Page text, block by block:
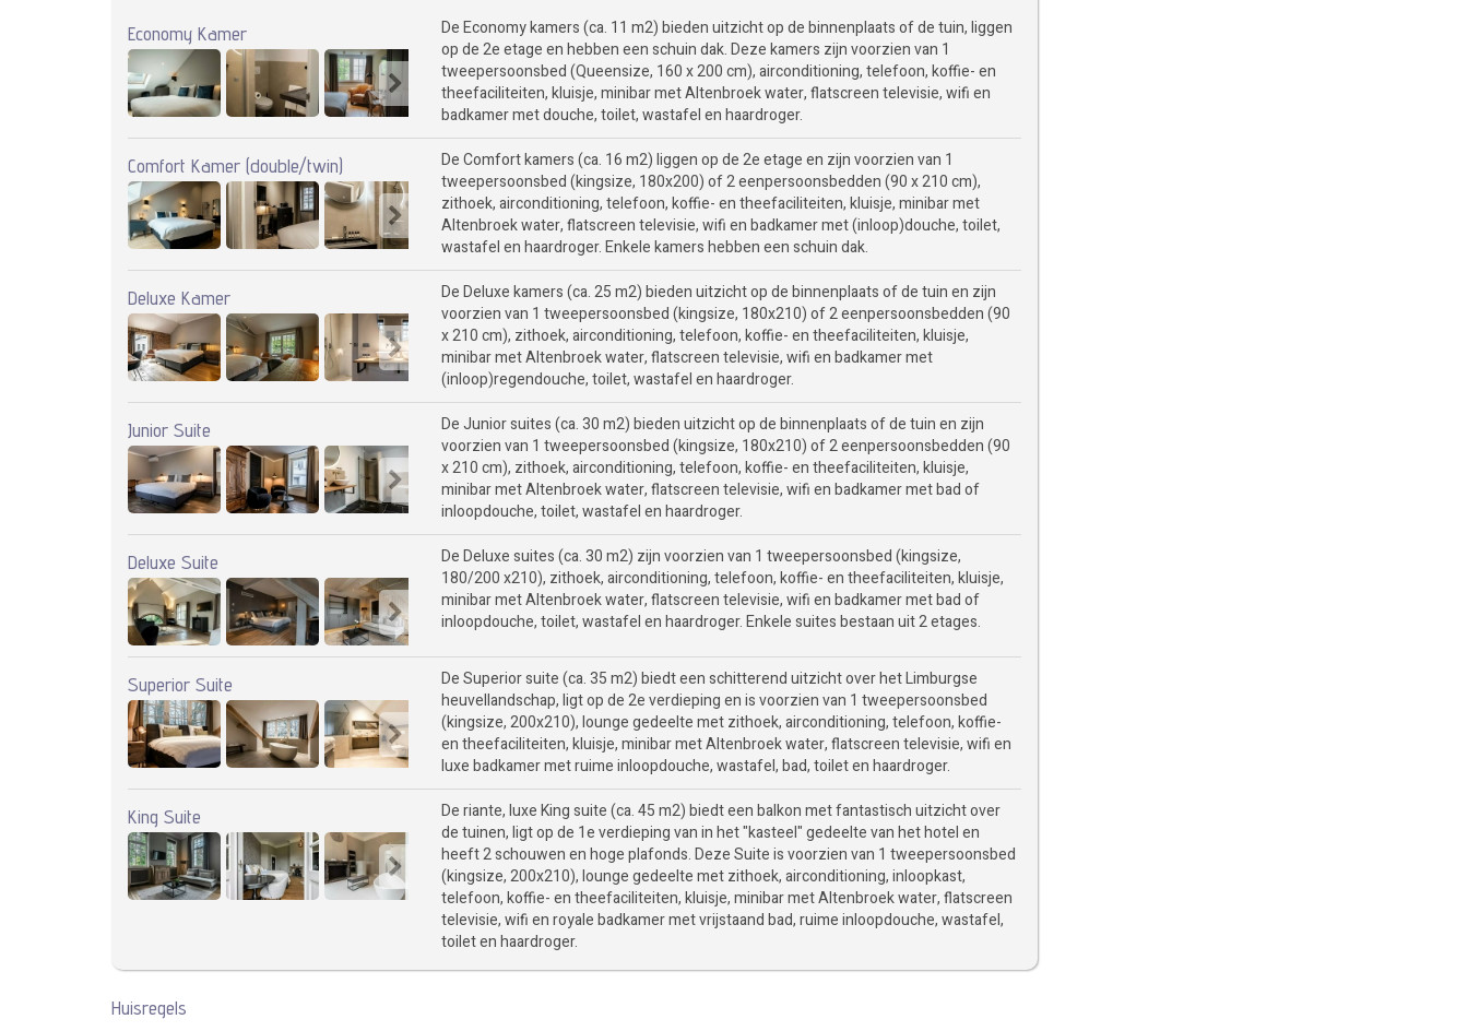
Economy Kamer
De Economy kamers (ca. 11 m2) bieden uitzicht op de binnenplaats of de tuin, liggen
op de 2e etage en hebben een schuin dak. Deze kamers zijn voorzien van 1
tweepersoonsbed (Queensize, 160 x 200 cm), airconditioning, telefoon, koffie- en
theefaciliteiten, kluisje, minibar met Altenbroek water, flatscreen televisie, wifi en
badkamer met douche, toilet, wastafel en haardroger.
Comfort Kamer (double/twin)
De Comfort kamers (ca. 16 m2) liggen op de 2e etage en zijn voorzien van 1
tweepersoonsbed (kingsize, 180x200) of 2 eenpersoonsbedden (90 x 210 cm),
zithoek, airconditioning, telefoon, koffie- en theefaciliteiten, kluisje, minibar met
Altenbroek water, flatscreen televisie, wifi en badkamer met (inloop)douche, toilet,
wastafel en haardroger. Enkele kamers hebben een schuin dak.
Deluxe Kamer
De Deluxe kamers (ca. 25 m2) bieden uitzicht op de binnenplaats of de tuin en zijn
voorzien van 1 tweepersoonsbed (kingsize, 180x210) of 2 eenpersoonsbedden (90
x 210 cm), zithoek, airconditioning, telefoon, koffie- en theefaciliteiten, kluisje,
minibar met Altenbroek water, flatscreen televisie, wifi en badkamer met
(inloop)regendouche, toilet, wastafel en haardroger.
Junior Suite
De Junior suites (ca. 30 m2) bieden uitzicht op de binnenplaats of de tuin en zijn
voorzien van 1 tweepersoonsbed (kingsize, 180x210) of 2 eenpersoonsbedden (90
x 210 cm), zithoek, airconditioning, telefoon, koffie- en theefaciliteiten, kluisje,
minibar met Altenbroek water, flatscreen televisie, wifi en badkamer met bad of
inloopdouche, toilet, wastafel en haardroger.
Deluxe Suite
De Deluxe suites (ca. 30 m2) zijn voorzien van 1 tweepersoonsbed (kingsize,
180/200 x210), zithoek, airconditioning, telefoon, koffie- en theefaciliteiten, kluisje,
minibar met Altenbroek water, flatscreen televisie, wifi en badkamer met bad of
inloopdouche, toilet, wastafel en haardroger. Enkele suites bestaan uit 2 etages.
Superior Suite
De Superior suite (ca. 35 m2) biedt een schitterend uitzicht over het Limburgse
heuvellandschap, ligt op de 2e verdieping en is voorzien van 1 tweepersoonsbed
(kingsize, 200x210), lounge gedeelte met zithoek, airconditioning, telefoon, koffie-
en theefaciliteiten, kluisje, minibar met Altenbroek water, flatscreen televisie, wifi en
luxe badkamer met ruime inloopdouche, wastafel, bad, toilet en haardroger.
King Suite
De riante, luxe King suite (ca. 45 m2) biedt een balkon met fantastisch uitzicht over
de tuinen, ligt op de 1e verdieping van in het "kasteel" gedeelte van het hotel en
heeft 2 schouwen en hoge plafonds. Deze Suite is voorzien van 1 tweepersoonsbed
(kingsize, 200x210), lounge gedeelte met zithoek, airconditioning, inloopkast,
telefoon, koffie- en theefaciliteiten, kluisje, minibar met Altenbroek water, flatscreen
televisie, wifi en royale badkamer met vrijstaand bad, ruime inloopdouche, wastafel,
toilet en haardroger.
Huisregels